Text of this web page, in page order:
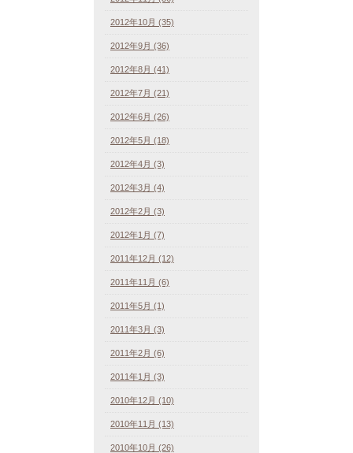
2012年10月 (35)
2012年9月 (36)
2012年8月 (41)
2012年7月 (21)
2012年6月 (26)
2012年5月 (18)
2012年4月 (3)
2012年3月 (4)
2012年2月 (3)
2012年1月 (7)
2011年12月 (12)
2011年11月 (6)
2011年5月 (1)
2011年3月 (3)
2011年2月 (6)
2011年1月 (3)
2010年12月 (10)
2010年11月 (13)
2010年10月 (26)